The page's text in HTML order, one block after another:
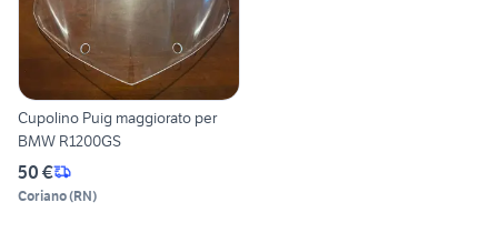
Cupolino Puig maggiorato per
BMW R1200GS
50 €
Coriano(RN)